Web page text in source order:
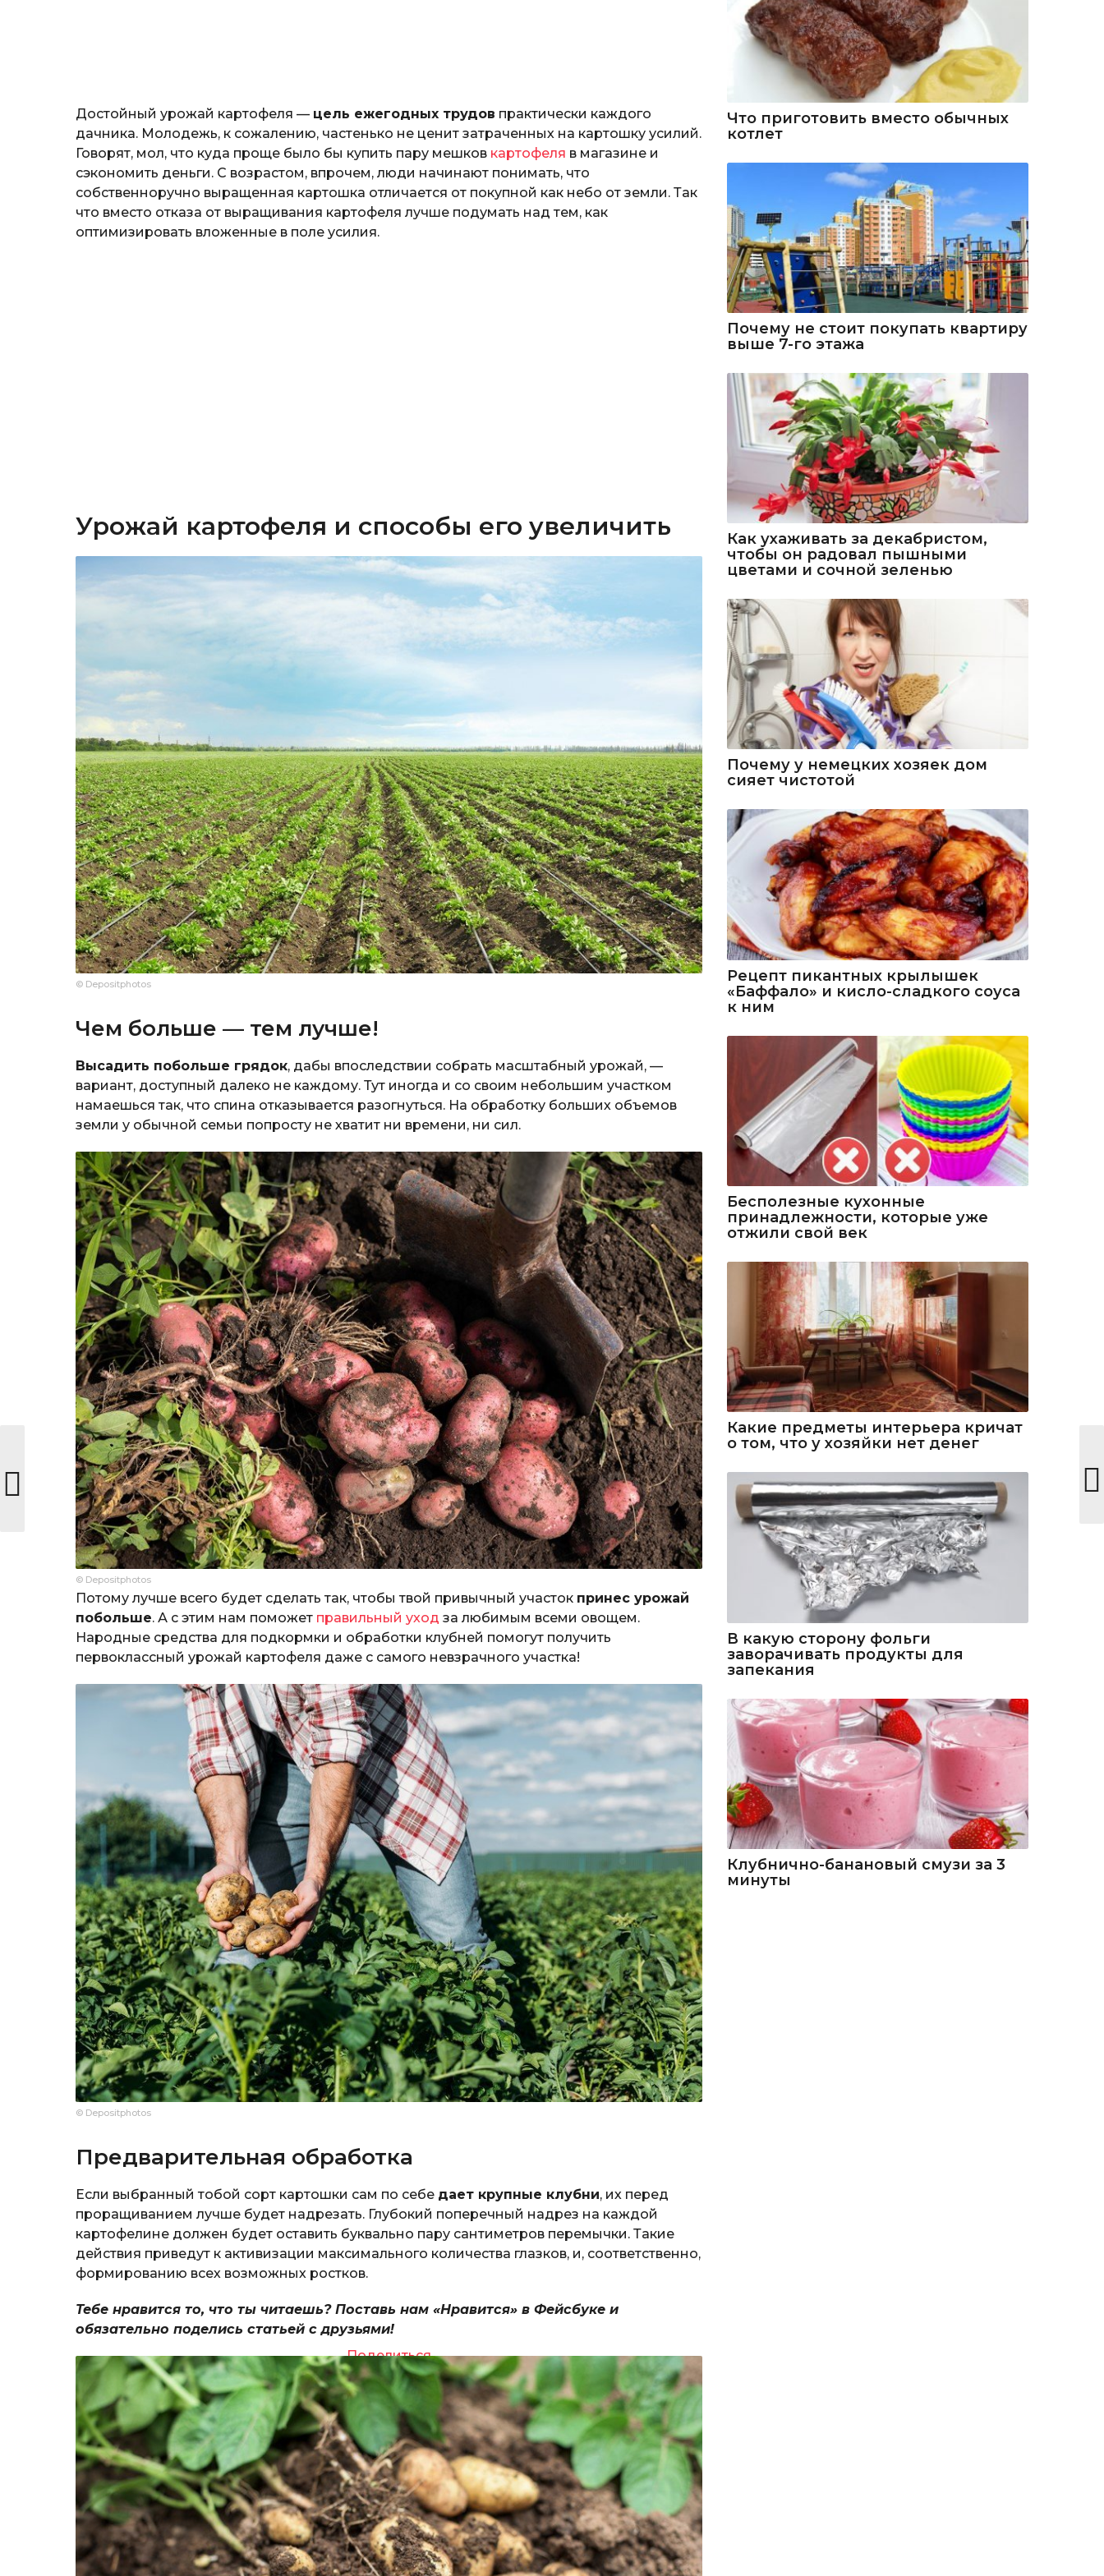
Достойный урожай картофеля — цель ежегодных трудов практически каждого
дачника. Молодежь, к сожалению, частенько не ценит затраченных на картошку усилий.
Говорят, мол, что куда проще было бы купить пару мешков картофеля в магазине и
сэкономить деньги. С возрастом, впрочем, люди начинают понимать, что
собственноручно выращенная картошка отличается от покупной как небо от земли. Так
что вместо отказа от выращивания картофеля лучше подумать над тем, как
оптимизировать вложенные в поле усилия.
Урожай картофеля и способы его увеличить
© Depositphotos
Чем больше — тем лучше!
Высадить побольше грядок, дабы впоследствии собрать масштабный урожай, —
вариант, доступный далеко не каждому. Тут иногда и со своим небольшим участком
намаешься так, что спина отказывается разогнуться. На обработку больших объемов
земли у обычной семьи попросту не хватит ни времени, ни сил.
© Depositphotos
Потому лучше всего будет сделать так, чтобы твой привычный участок принес урожай
побольше. А с этим нам поможет правильный уход за любимым всеми овощем.
Народные средства для подкормки и обработки клубней помогут получить
первоклассный урожай картофеля даже с самого невзрачного участка!
© Depositphotos
Предварительная обработка
Если выбранный тобой сорт картошки сам по себе дает крупные клубни, их перед
проращиванием лучше будет надрезать. Глубокий поперечный надрез на каждой
картофелине должен будет оставить буквально пару сантиметров перемычки. Такие
действия приведут к активизации максимального количества глазков, и, соответственно,
формированию всех возможных ростков.
Тебе нравится то, что ты читаешь? Поставь нам «Нравится» в Фейсбуке и
обязательно поделись статьей с друзьями!
Поделиться
Что приготовить вместо обычных
котлет
Почему не стоит покупать квартиру
выше 7-го этажа
Как ухаживать за декабристом,
чтобы он радовал пышными
цветами и сочной зеленью
Почему у немецких хозяек дом
сияет чистотой
Рецепт пикантных крылышек
«Баффало» и кисло-сладкого соуса
к ним
Бесполезные кухонные
принадлежности, которые уже
отжили свой век
Какие предметы интерьера кричат
о том, что у хозяйки нет денег
В какую сторону фольги
заворачивать продукты для
запекания
Клубнично-банановый смузи за 3
минуты